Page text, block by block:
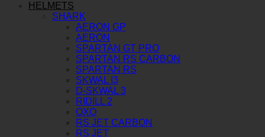
HELMETS
SHARK
AERON GP
AERON
SPARTAN GT PRO
SPARTAN RS CARBON
SPARTAN RS
SKWAL I3
D-SKWAL 3
RIDILL 2
OXO
RS JET CARBON
RS JET